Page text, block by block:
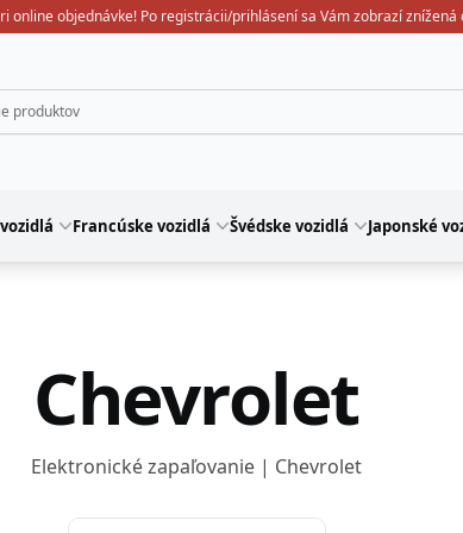
online objednávke! Po registrácii/prihlásení sa Vám zobrazí znížená
Francúske vozidlá Švédske vozidlá Japonské
Chevrolet
Elektronické zapaľovanie | Chevrolet